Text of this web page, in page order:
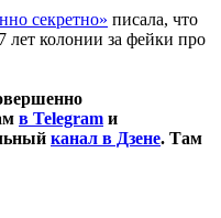
секретно» писала, что
колонии за фейки про
в Telegram и
канал в Дзене. Там